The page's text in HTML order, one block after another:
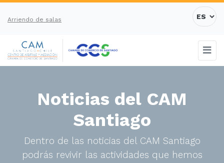
Arriendo de salas
Noticias del CAM
Santiago
Dentro de las noticias del CAM Santiago
podrás revivir las actividades que hemos